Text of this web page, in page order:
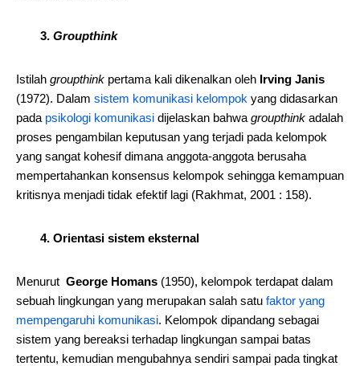
3. Groupthink
Istilah groupthink pertama kali dikenalkan oleh Irving Janis
(1972). Dalam sistem komunikasi kelompok yang didasarkan
pada psikologi komunikasi dijelaskan bahwa groupthink adalah
proses pengambilan keputusan yang terjadi pada kelompok
yang sangat kohesif dimana anggota-anggota berusaha
mempertahankan konsensus kelompok sehingga kemampuan
kritisnya menjadi tidak efektif lagi (Rakhmat, 2001 : 158).
4. Orientasi sistem eksternal
Menurut George Homans (1950), kelompok terdapat dalam
sebuah lingkungan yang merupakan salah satu faktor yang
mempengaruhi komunikasi. Kelompok dipandang sebagai
sistem yang bereaksi terhadap lingkungan sampai batas
tertentu, kemudian mengubahnya sendiri sampai pada tingkat